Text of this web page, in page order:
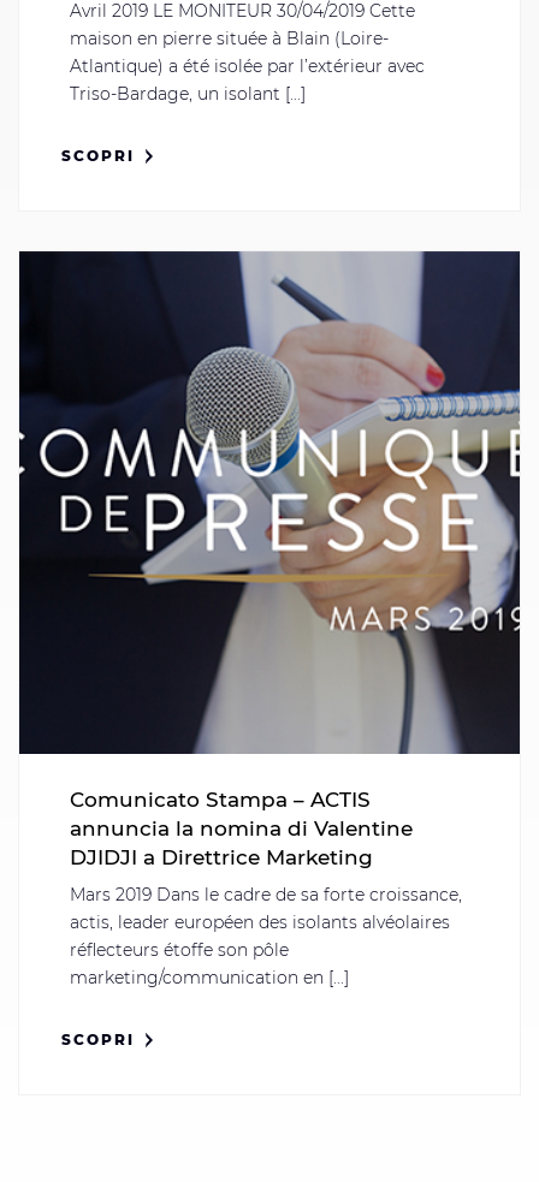
Avril 2019 LE MONITEUR 30/04/2019 Cette
maison en pierre située à Blain (Loire-
Atlantique) a été isolée par l’extérieur avec
Triso-Bardage, un isolant [...]
SCOPRI
Comunicato Stampa – ACTIS
annuncia la nomina di Valentine
DJIDJI a Direttrice Marketing
Mars 2019 Dans le cadre de sa forte croissance,
actis, leader européen des isolants alvéolaires
réflecteurs étoffe son pôle
marketing/communication en [...]
SCOPRI